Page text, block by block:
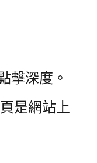
擊深度。
是網站上